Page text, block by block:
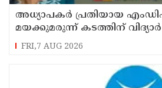
അധ്യാപകര്‍ പ്രതിയായ
മയക്കുമരുന്ന് കടത്തിന്
ഉപയോഗിച്ചോ എന്ന് സംശയം
FRI,7 AUG 2026